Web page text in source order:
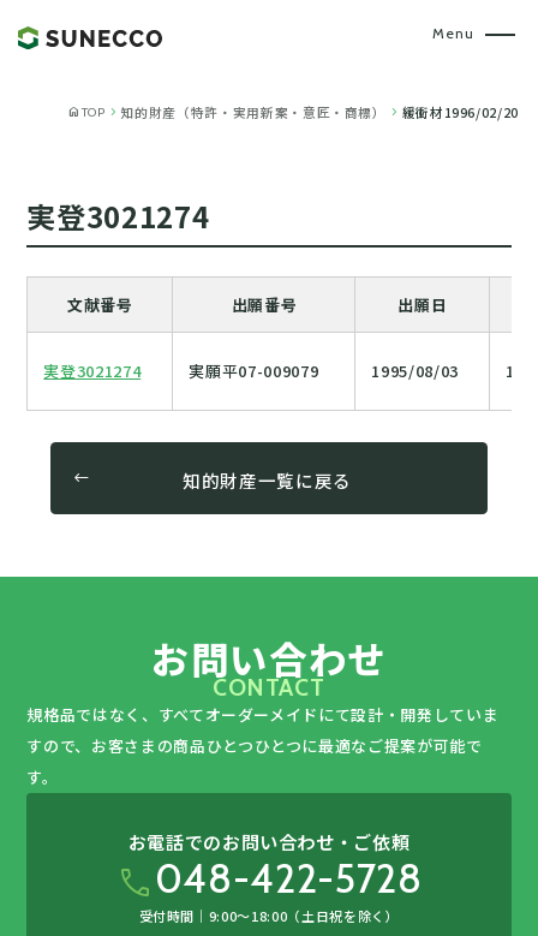
home TOP chevron_right 知的財産（特許・実用新案・意匠・商標） chevron_right 緩衝材1996/02/20
実登3021274
文献番号 出願番号 出願日
実登3021274 実願平07-009079 1995/08/03
知的財産一覧に戻る
お問い合わせ
CONTACT
規格品ではなく、すべてオーダーメイドにて設計・開発していま
すので、 お客さまの商品ひとつひとつに最適なご提案が可能で
す。
お電話でのお問い合わせ・ご依頼
call048-422-5728
受付時間｜9:00〜18:00（土日祝を除く）